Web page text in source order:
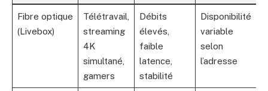
Fibre optique
(Livebox)
Télétravail,
streaming
4K
simultané,
gamers
Débits
élevés,
faible
latence,
stabilité
Disponibilité
variable
selon
l’adresse